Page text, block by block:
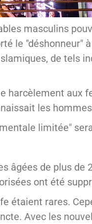
masculins
le "déshonneur"
de tels
harcèlement aux
les
limitée"
de plus de
ont été
étaient rares.
Avec les